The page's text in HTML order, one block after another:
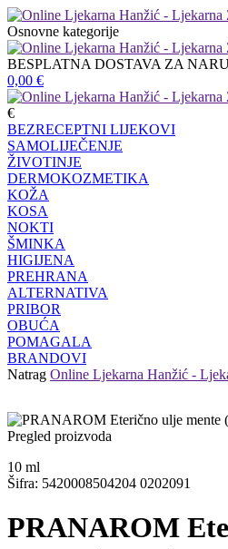
Osnovne kategorije
BESPLATNA DOSTAVA ZA
0,00 €
€
BEZRECEPTNI LIJEKOVI
SAMOLIJEČENJE
ŽIVOTINJE
DERMOKOZMETIKA
KOŽA
KOSA
NOKTI
ŠMINKA
HIGIJENA
PREHRANA
ALTERNATIVA
PRIBOR
OBUĆA
POMAGALA
BRANDOVI
Natrag Online Ljekarna Hanžić -
Pregled proizvoda
10 ml
Šifra: 5420008504204 0202091
PRANAROM